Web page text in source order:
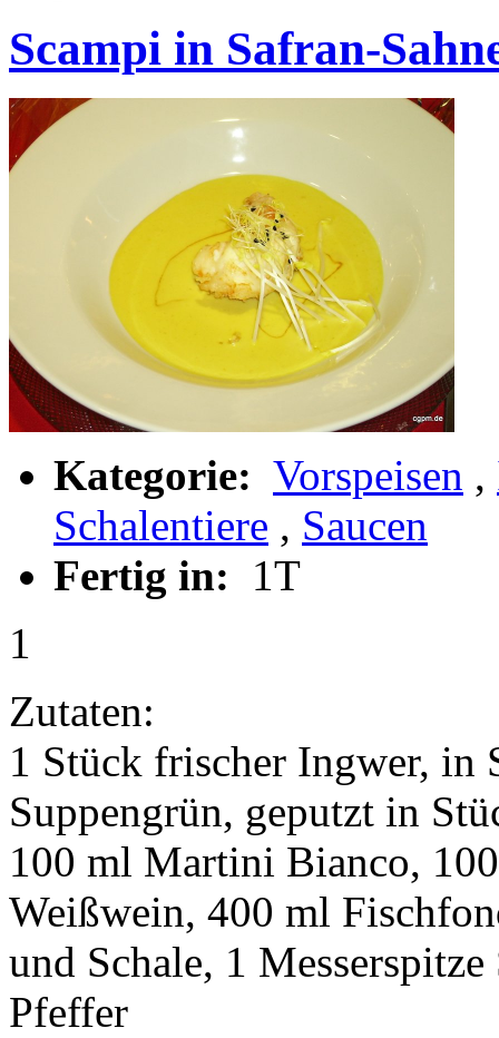
Scampi in Safran-
Kategorie: Vorspeisen ,
Schalentiere , Saucen
Fertig in:
1T
1
Zutaten:
1 Stück frischer Ingwer, in
Suppengrün, geputzt in
100 ml Martini Bianco,
Weißwein, 400 ml
und Schale, 1
Pfeffer